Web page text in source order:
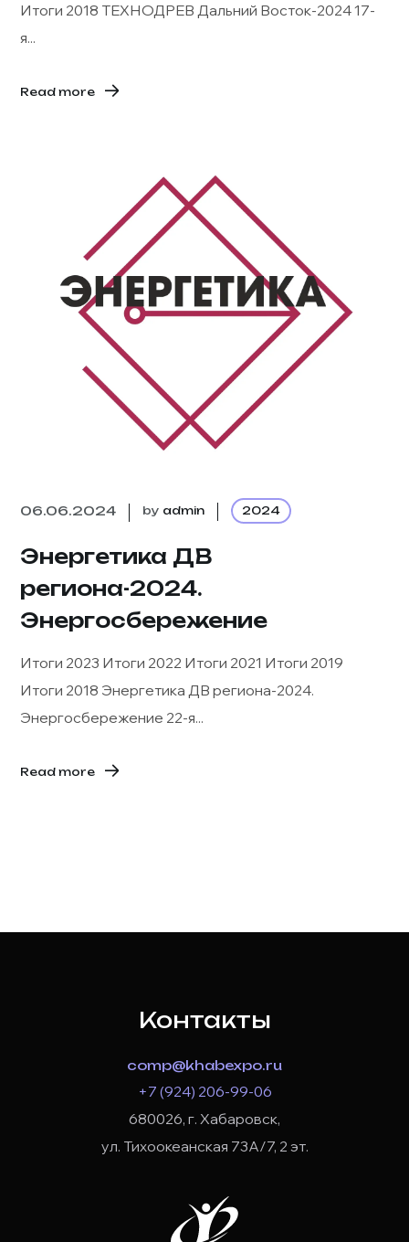
Итоги 2018 ТЕХНОДРЕВ Дальний Восток-2024 17-
я...
Read more
06.06.2024 by admin 2024
Энергетика ДВ
региона-2024.
Энергосбережение
Итоги 2023 Итоги 2022 Итоги 2021 Итоги 2019
Итоги 2018 Энергетика ДВ региона-2024.
Энергосбережение 22-я...
Read more
Контакты
comp@khabexpo.ru
+7 (924) 206-99-06
680026, г. Хабаровск,
ул. Тихоокеанская 73А/7, 2 эт.